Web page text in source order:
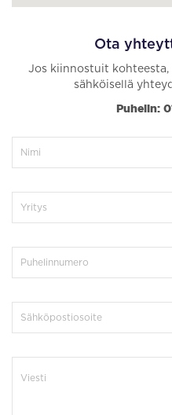
Ota
Jos kiinnostuit
sähköisellä
Puhelin: